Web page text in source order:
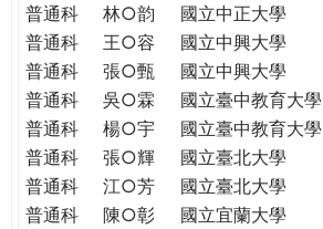
普通科
林○韵 國立中正大學
普通科
王○容 國立中興大學
普通科
張○甄 國立中興大學
普通科
吳○霖 國立臺中教育大學
普通科
楊○宇 國立臺中教育大學
普通科
張○輝 國立臺北大學
普通科
江○芳 國立臺北大學
普通科
陳○彰 國立宜蘭大學